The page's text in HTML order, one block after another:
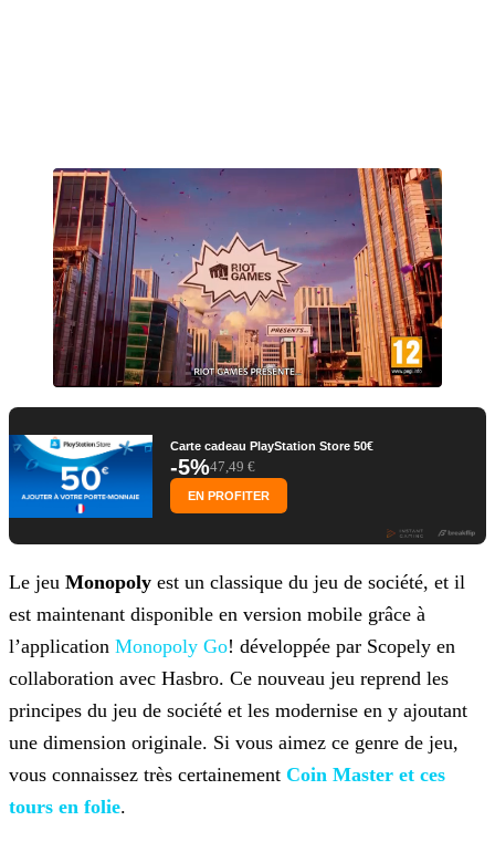
Carte cadeau PlayStation Store 50€
-5%47,49 €
EN PROFITER
Le jeu Monopoly est un classique du jeu de société, et il
est maintenant disponible en version mobile grâce à
l’application Monopoly Go! développée par Scopely en
collaboration avec Hasbro. Ce nouveau jeu reprend les
principes du jeu de société et les modernise en y ajoutant
une dimension originale. Si vous aimez ce genre de jeu,
vous connaissez très certainement Coin Master et ces
tours en folie.